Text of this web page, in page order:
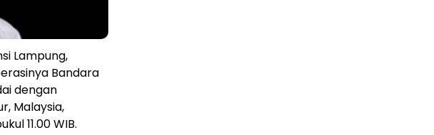
Lampung,
Bandara
dengan
Malaysia,
11.00 WIB.